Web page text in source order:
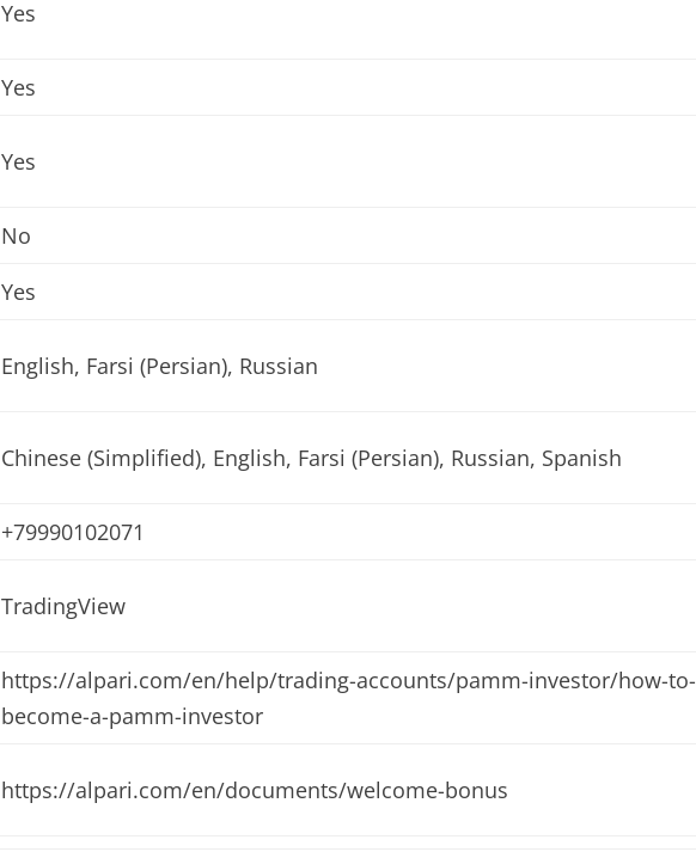
Yes
Yes
Yes
No
Yes
English, Farsi (Persian), Russian
Chinese (Simplified), English, Farsi (Persian), Russian, Spanish
+79990102071
TradingView
https://alpari.com/en/help/trading-accounts/pamm-investor/how-to-
become-a-pamm-investor
https://alpari.com/en/documents/welcome-bonus